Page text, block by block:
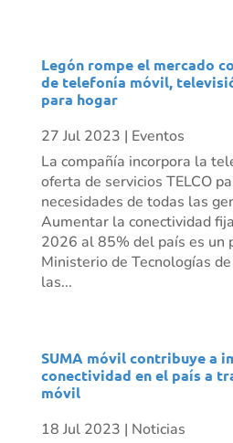
Legón rompe el mercado
de telefonía móvil,
para hogar
27 Jul 2023 | Eventos
La compañía incorpora la
oferta de servicios TELCO
necesidades de todas las
Aumentar la conectividad
2026 al 85% del país es un
Ministerio de Tecnologías
las...
SUMA móvil contribuye a
conectividad en el país a
móvil
18 Jul 2023 | Noticias